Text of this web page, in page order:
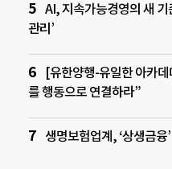
AI, 지속가능경영의 새
관리’
[유한양행-유일한 아카
를 행동으로 연결하라”
생명보험업계, ‘상생금융